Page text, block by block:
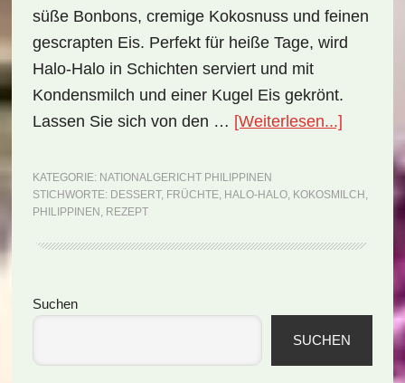
süße Bonbons, cremige Kokosnuss und feinen
gescrapten Eis. Perfekt für heiße Tage, wird
Halo-Halo in Schichten serviert und mit
Kondensmilch und einer Kugel Eis gekrönt.
Lassen Sie sich von den … [Weiterlesen...]
Halo
KATEGORIE: NATIONALGERICHT PHILIPPINEN
STICHWORTE: DESSERT, FRÜCHTE, HALO-HALO, KOKOSMILCH ,
PHILIPPINEN , REZEPT
Seitenspalte
Suchen
SUCHEN